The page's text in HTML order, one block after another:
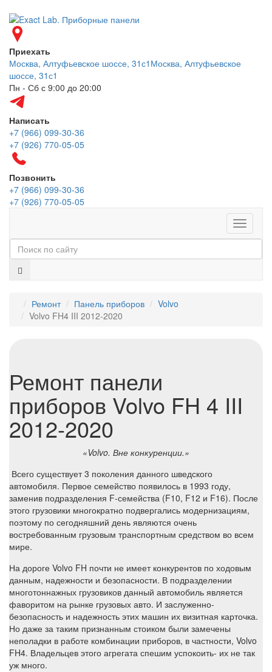
Приехать
Москва, Алтуфьевское шоссе, 31с1 Москва, Алтуфьевское
шоссе, 31с1
Пн - Сб с 9:00 до 20:00
Написать
+7 (966) 099-30-36
+7 (926) 770-05-05
Позвонить
+7 (966) 099-30-36
+7 (926) 770-05-05
Меню
Ремонт Панель приборов
Volvo
Volvo FH4 III 2012-2020
Ремонт панели
приборов Volvo FH 4 III
2012-2020
«Volvo. Вне конкуренции.»
Всего существует 3 поколения данного шведского
автомобиля. Первое семейство появилось в 1993 году,
заменив подразделения F-семейства (F10, F12 и F16). После
этого грузовики многократно подвергались модернизациям,
поэтому по сегодняшний день являются очень
востребованным грузовым транспортным средством во всем
мире.
На дороге Volvo FH почти не имеет конкурентов по ходовым
данным, надежности и безопасности. В подразделении
многотоннажных грузовиков данный автомобиль является
фаворитом на рынке грузовых авто. И заслуженно-
безопасность и надежность этих машин их визитная карточка.
Но даже за таким признанным стоиком были замечены
неполадки в работе комбинации приборов, в частности, Volvo
FH4. Владельцев этого агрегата спешим успокоить- их не так
уж много.